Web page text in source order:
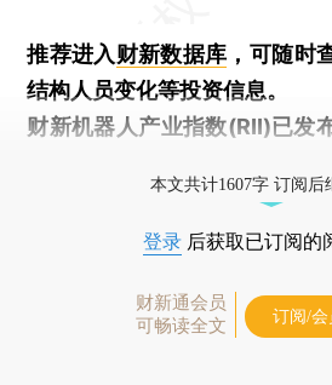
推荐进入财新数据库 ，可随时
结构人员变化等投资信息。
财新机器人产业指数(RII)已发
本文共计1607字 订阅后
登录 后获取已订阅的
财新通会员
可畅读全文
订阅/会